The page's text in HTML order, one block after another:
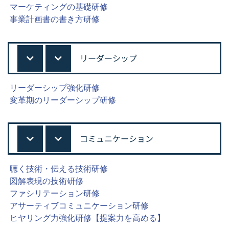
マーケティングの基礎研修
事業計画書の書き方研修
リーダーシップ
リーダーシップ強化研修
変革期のリーダーシップ研修
コミュニケーション
聴く技術・伝える技術研修
図解表現の技術研修
ファシリテーション研修
アサーティブコミュニケーション研修
ヒヤリング力強化研修【提案力を高める】